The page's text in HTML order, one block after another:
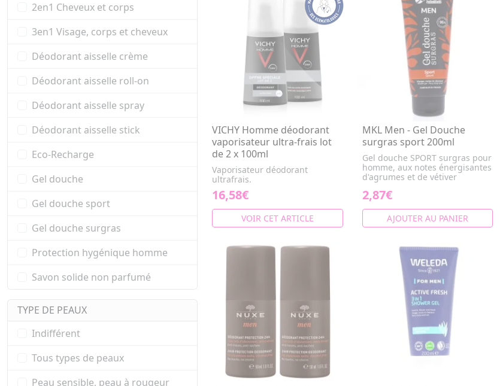
VICHY Homme déodorant
vaporisateur ultra-frais lot
de 2 x 100ml
Vaporisateur déodorant
ultrafrais.
16,58€
VOIR CET ARTICLE
MKL Men - Gel Douche
surgras sport 200ml
Gel douche SPORT surgras pour
homme, aux notes énergisantes
d'agrumes et de vétiver
2,87€
AJOUTER AU PANIER
2en1 Cheveux et corps
3en1 Visage, corps et cheveux
Déodorant aisselle crème
Déodorant aisselle roll-on
Déodorant aisselle spray
Déodorant aisselle stick
Eco-Recharge
Gel douche
Gel douche sport
Gel douche surgras
Protection hygénique homme
Savon solide non parfumé
TYPE DE PEAUX
Indifférent
Tous types de peaux
Peau sensible, peau à rougeur